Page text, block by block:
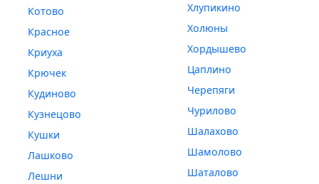
Котово
Красное
Криуха
Крючек
Кудиново
Кузнецово
Кушки
Лашково
Лешни
Хлупикино
Холюны
Хордышево
Цаплино
Черепяги
Чурилово
Шалахово
Шамолово
Шаталово